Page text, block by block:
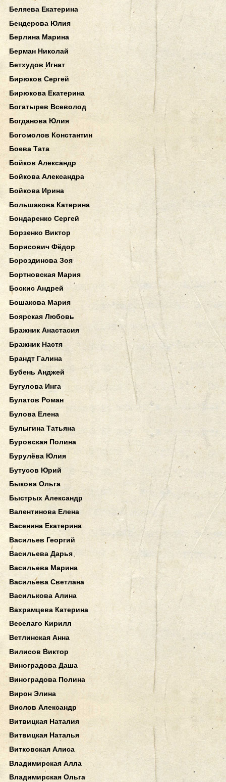
Беляева Екатерина
Бендерова Юлия
Берлина Марина
Берман Николай
Бетхудов Игнат
Бирюков Сергей
Бирюкова Екатерина
Богатырев Всеволод
Богданова Юлия
Богомолов Константин
Боева Тата
Бойков Александр
Бойкова Александра
Бойкова Ирина
Большакова Катерина
Бондаренко Сергей
Борзенко Виктор
Борисович Фёдор
Бороздинова Зоя
Бортновская Мария
Боскис Андрей
Бошакова Мария
Боярская Любовь
Бражник Анастасия
Бражник Настя
Брандт Галина
Бубень Анджей
Бугулова Инга
Булатов Роман
Булова Елена
Булыгина Татьяна
Буровская Полина
Бурулёва Юлия
Бутусов Юрий
Быкова Ольга
Быстрых Александр
Валентинова Елена
Васенина Екатерина
Васильев Георгий
Васильева Дарья
Васильева Марина
Васильева Светлана
Василькова Алина
Вахрамцева Катерина
Веселаго Кирилл
Ветлинская Анна
Вилисов Виктор
Виноградова Даша
Виноградова Полина
Вирон Элина
Вислов Александр
Витвицкая Наталия
Витвицкая Наталья
Витковская Алиса
Владимирская Алла
Владимирская Ольга